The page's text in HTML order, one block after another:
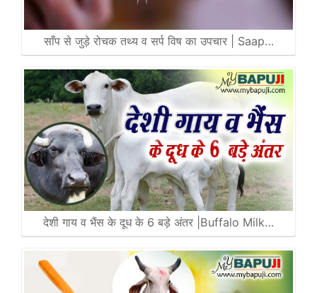
साँप से जुड़े रोचक तथ्य व सर्प विष का उपचार | Saap…
देशी गाय व भैंस के दूध के 6 बड़े अंतर |Buffalo Milk…